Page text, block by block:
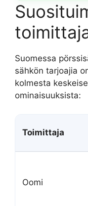
Suomessa
sähkön tarjoajia
kolmesta
ominaisuuksista:
Toimittaja
Oomi